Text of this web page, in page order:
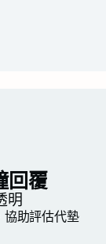
回覆
明
協助評估代墊